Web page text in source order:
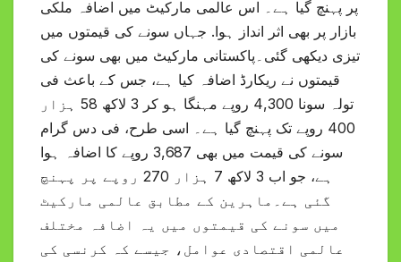
پر پہنچ گیا ہے۔ اس عالمی مارکیٹ میں اضافہ ملکی
بازار پر بھی اثر انداز ہوا. جہاں سونے کی قیمتوں میں
تیزی دیکھی گئی۔پاکستانی مارکیٹ میں بھی سونے کی
قیمتوں نے ریکارڈ اضافہ کیا ہے، جس کے باعث فی
تولہ سونا 4,300 روپے مہنگا ہو کر 3 لاکھ 58 ہزار
400 روپے تک پہنچ گیا ہے۔ اسی طرح، فی دس گرام
سونے کی قیمت میں بھی 3,687 روپے کا اضافہ ہوا
ہے، جو اب 3 لاکھ 7 ہزار 270 روپے پر پہنچ
گئی ہے۔ماہرین کے مطابق عالمی مارکیٹ
میں سونے کی قیمتوں میں یہ اضافہ مختلف
عالمی اقتصادی عوامل، جیسے کہ کرنسی کی